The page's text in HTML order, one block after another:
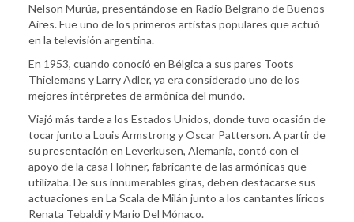
Nelson Murúa, presentándose en Radio Belgrano de Buenos
Aires. Fue uno de los primeros artistas populares que actuó
en la televisión argentina.
En 1953, cuando conoció en Bélgica a sus pares Toots
Thielemans y Larry Adler, ya era considerado uno de los
mejores intérpretes de armónica del mundo.
Viajó más tarde a los Estados Unidos, donde tuvo ocasión de
tocar junto a Louis Armstrong y Oscar Patterson. A partir de
su presentación en Leverkusen, Alemania, contó con el
apoyo de la casa Hohner, fabricante de las armónicas que
utilizaba. De sus innumerables giras, deben destacarse sus
actuaciones en La Scala de Milán junto a los cantantes líricos
Renata Tebaldi y Mario Del Mónaco.